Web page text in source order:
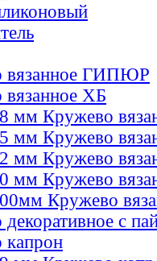
вязанное ГИПЮР
ХБ
мм Кружево
мм Кружево
мм Кружево
мм Кружево
Кружево
с